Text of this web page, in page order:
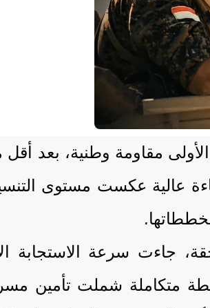
مقاومة وطنية، بعد
عالية عكست مستوى
جاءت سرعة الاستجابة
متكاملة شملت تأمين